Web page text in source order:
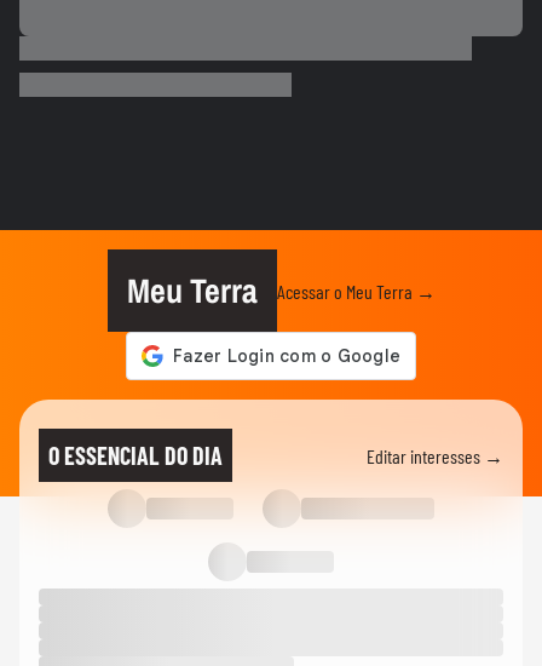
senador ser confirmado como vice...
Favoritos, indefinição: veja como vai
começar a campanha nos...
Cleitinho volta atrás e pede candidatura ao
governo de MG: ‘Quem...
Zema diz que vice deve ser do Novo:
'Queremos alguém com ficha limpa'
Meu Terra Acessar o Meu Terra →
O ESSENCIAL DO DIA Editar interesses →